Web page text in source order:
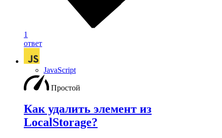
1
ответ
JavaScript
Простой
Как удалить элемент из
LocalStorage?